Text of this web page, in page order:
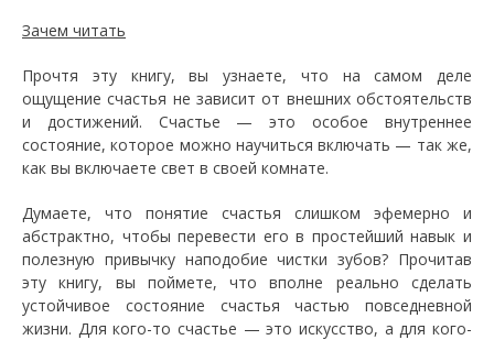
Зачем читать
Прочтя эту книгу, вы узнаете, что на самом деле
ощущение счастья не зависит от внешних обстоятельств
и достижений. Счастье — это особое внутреннее
состояние, которое можно научиться включать — так же,
как вы включаете свет в своей комнате.
Думаете, что понятие счастья слишком эфемерно и
абстрактно, чтобы перевести его в простейший навык и
полезную привычку наподобие чистки зубов? Прочитав
эту книгу, вы поймете, что вполне реально сделать
устойчивое состояние счастья частью повседневной
жизни. Для кого-то счастье — это искусство, а для кого-